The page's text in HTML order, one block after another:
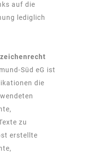
auf die
lediglich
Süd eG ist
die
zu
erstellte